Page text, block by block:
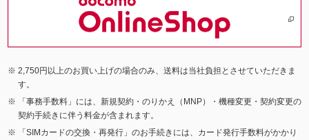
2,750円以上のお買い上げの場合のみ、送料は当社負担とさせていただきま
す。
「事務手数料」には、新規契約・のりかえ（MNP）・機種変更・契約変更の
契約手続きに伴う料金が含まれます。
「SIMカードの交換・再発行」のお手続きには、カード発行手数料がかかり